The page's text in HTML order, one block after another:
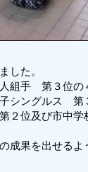
した。
組手 第３位の
シングルス 第
位及び市中学
成果を出せる